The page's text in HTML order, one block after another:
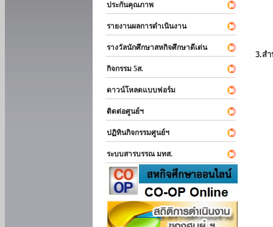
ประกันคุณภาพ
รายงานผลการดำเนินงาน
รางวัลนักศึกษาสหกิจศึกษาดีเด่น
กิจกรรม 5ส.
ดาวน์โหลดแบบฟอร์ม
ติดต่อศูนย์ฯ
ปฏิทินกิจกรรมศูนย์ฯ
ระบบสารบรรณ มทส.
3.ส